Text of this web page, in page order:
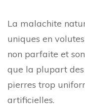
La malachite
uniques en
non parfaite et
que la plupart des
pierres trop
artificielles.